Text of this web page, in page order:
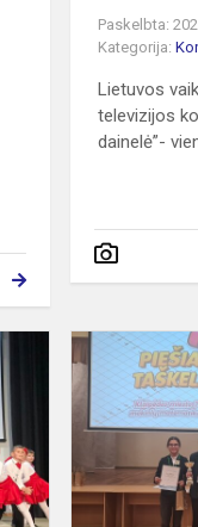
Paskelbta:
Kategorija:
Lietuvos
televizijos
dainelė”-
RESPUBLIKINIS
ŠOKIŲ
KONKURSAS
„ŠOKIŲ
ŠĖLSMAS...